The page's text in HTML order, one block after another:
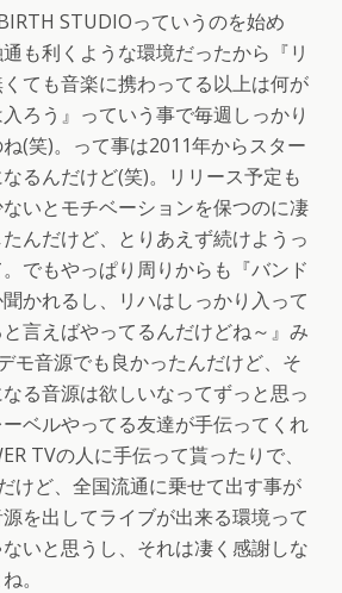
STUDIOっていうのを始め
も利くような環境だったから『リ
ても音楽に携わってる以上は何が
ろう』っていう事で毎週しっかり
(笑)。って事は2011年からスター
るんだけど(笑)。リリース予定も
いとモチベーションを保つのに凄
んだけど、とりあえず続けようっ
でもやっぱり周りからも『バンド
かれるし、リハはしっかり入って
言えばやってるんだけどね～』み
モ音源でも良かったんだけど、そ
る音源は欲しいなってずっと思っ
ベルやってる友達が手伝ってくれ
TVの人に手伝って貰ったりで、
けど、全国流通に乗せて出す事が
を出してライブが出来る環境って
いと思うし、それは凄く感謝しな
。